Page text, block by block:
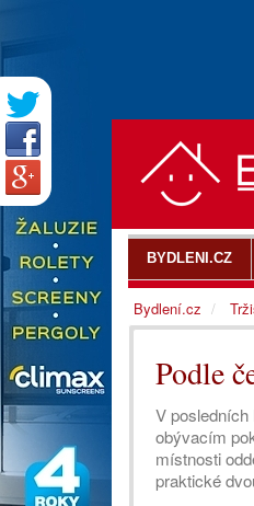
Podle
V
obývacím
místnosti
praktické
BYDLENI.CZ
Bydlení.cz